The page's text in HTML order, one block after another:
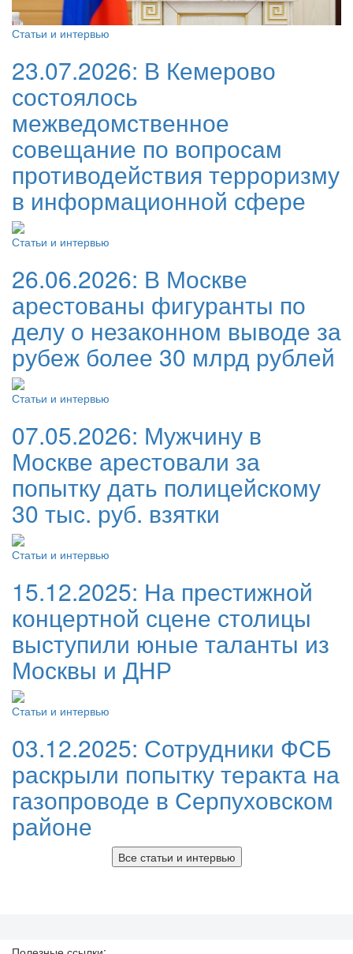
Статьи и интервью
23.07.2026: В Кемерово
состоялось
межведомственное
совещание по вопросам
противодействия терроризму
в информационной сфере
Статьи и интервью
26.06.2026: В Москве
арестованы фигуранты по
делу о незаконном выводе за
рубеж более 30 млрд рублей
Статьи и интервью
07.05.2026: Мужчину в
Москве арестовали за
попытку дать полицейскому
30 тыс. руб. взятки
Статьи и интервью
15.12.2025: На престижной
концертной сцене столицы
выступили юные таланты из
Москвы и ДНР
Статьи и интервью
03.12.2025: Сотрудники ФСБ
раскрыли попытку теракта на
газопроводе в Серпуховском
районе
Все статьи и интервью